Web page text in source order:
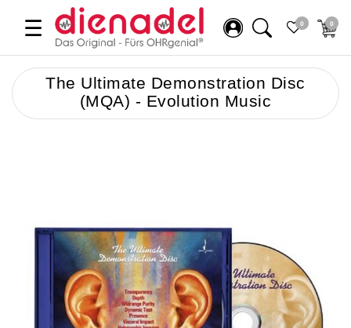
☰ 0 0
The Ultimate Demonstration Disc
(MQA) - Evolution Music